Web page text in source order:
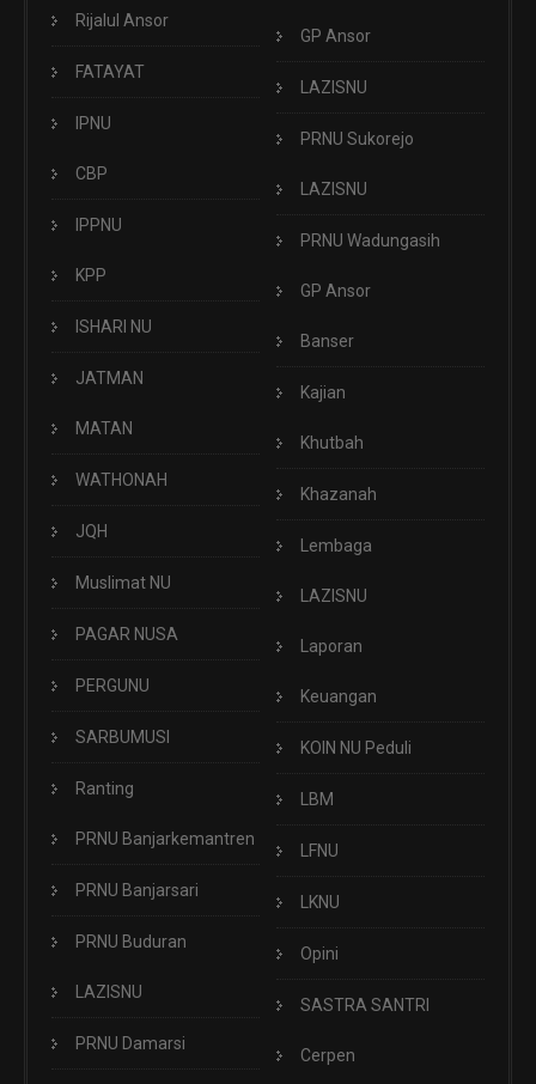
Rijalul Ansor
FATAYAT
IPNU
CBP
IPPNU
KPP
ISHARI NU
JATMAN
MATAN
WATHONAH
JQH
Muslimat NU
PAGAR NUSA
PERGUNU
SARBUMUSI
Ranting
PRNU Banjarkemantren
PRNU Banjarsari
PRNU Buduran
LAZISNU
PRNU Damarsi
GP Ansor
LAZISNU
PRNU Sukorejo
LAZISNU
PRNU Wadungasih
GP Ansor
Banser
Kajian
Khutbah
Khazanah
Lembaga
LAZISNU
Laporan
Keuangan
KOIN NU Peduli
LBM
LFNU
LKNU
Opini
SASTRA SANTRI
Cerpen